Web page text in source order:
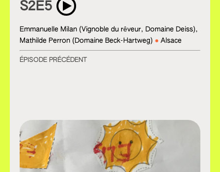
S2E5
Emmanuelle Milan (Vignoble du rêveur, Domaine Deiss),
Mathilde Perron (Domaine Beck-Hartweg)
Alsace
ÉPISODE PRÉCÉDENT